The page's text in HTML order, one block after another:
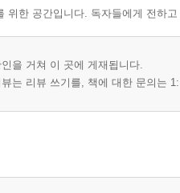
위한 공간입니다. 독자들에게 전하
을 거쳐 이 곳에 게재됩니다.
는 리뷰 쓰기를, 책에 대한 문의는